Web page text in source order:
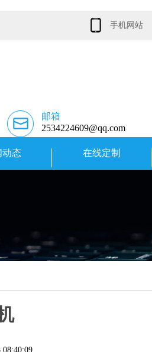
手机网站
邮箱
2534224609@qq.com
动态 在线定制
08:40:09